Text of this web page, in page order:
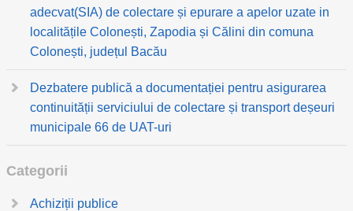
adecvat(SIA) de colectare și epurare a apelor uzate in
localitățile Colonești, Zapodia și Călini din comuna
Colonești, județul Bacău
Dezbatere publică a documentației pentru asigurarea
continuității serviciului de colectare și transport deșeuri
municipale 66 de UAT-uri
Categorii
Achiziții publice